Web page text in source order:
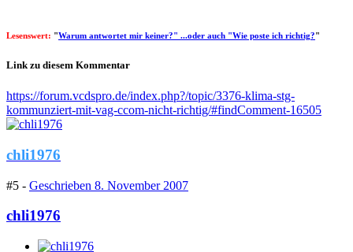
Lesenswert: "Warum antwortet mir keiner?" ...oder auch "Wie poste ich richtig?"
Link zu diesem Kommentar
https://forum.vcdspro.de/index.php?/topic/3376-klima-stg-
kommunziert-mit-vag-ccom-nicht-richtig/#findComment-16505
chli1976
#5 - Geschrieben 8. November 2007
chli1976